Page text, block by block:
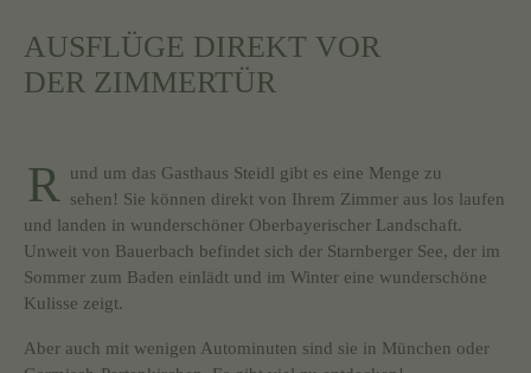
AUSFLÜGE DIREKT VOR
DER ZIMMERTÜR
R und um das Gasthaus Steidl gibt es eine Menge zu
sehen! Sie können direkt von Ihrem Zimmer aus los laufen
und landen in wunderschöner Oberbayerischer Landschaft.
Unweit von Bauerbach befindet sich der Starnberger See, der im
Sommer zum Baden einlädt und im Winter eine wunderschöne
Kulisse zeigt.
Aber auch mit wenigen Autominuten sind sie in München oder